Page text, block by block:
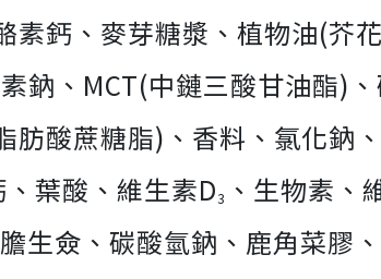
素鈣、麥芽糖漿、植物油(芥
鈉、MCT(中鏈三酸甘油酯)
肪酸蔗糖脂)、香料、氯化鈉
葉酸、維生素D3 、生物素、
生僉、碳酸氫鈉、鹿角菜膠